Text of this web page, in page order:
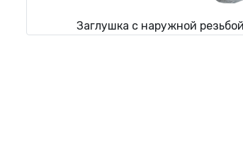
Заглушка с наружной